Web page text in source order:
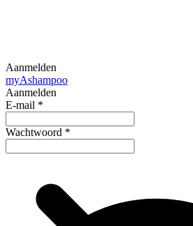
Aanmelden
myAshampoo
Aanmelden
E-mail *
Wachtwoord *